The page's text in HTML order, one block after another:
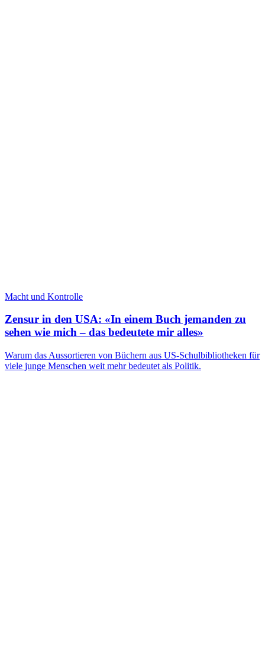
Macht und Kontrolle
Zensur in den USA: «In einem Buch jemanden zu
sehen wie mich – das bedeutete mir alles»
Warum das Aussortieren von Büchern aus US-Schulbibliotheken für
viele junge Menschen weit mehr bedeutet als Politik.